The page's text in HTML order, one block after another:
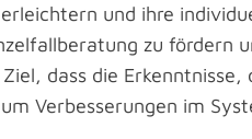
und ihre
zu fördern
dass die Erkenntnisse,
Verbesserungen im